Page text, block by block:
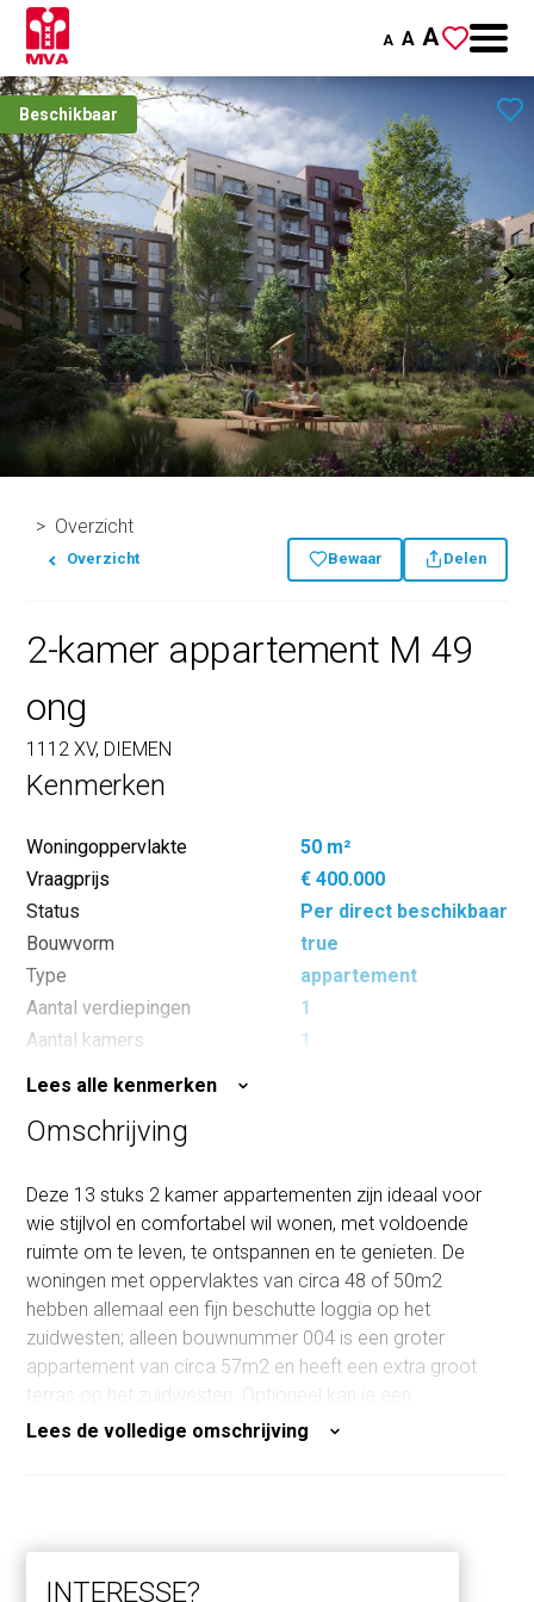
A A A
Beschikbaar
Overzicht
Overzicht Bewaar Delen
2-kamer appartement M 49
ong
1112 XV, DIEMEN
Kenmerken
Woningoppervlakte
50 m²
Vraagprijs
€ 400.000
Status
Per direct beschikbaar
Bouwvorm
true
Type
appartement
Aantal verdiepingen
1
Aantal kamers
1
Lees alle kenmerken
Omschrijving
Deze 13 stuks 2 kamer appartementen zijn ideaal voor
wie stijlvol en comfortabel wil wonen, met voldoende
ruimte om te leven, te ontspannen en te genieten. De
woningen met oppervlaktes van circa 48 of 50m2
hebben allemaal een fijn beschutte loggia op het
zuidwesten; alleen bouwnummer 004 is een groter
appartement van circa 57m2 en heeft een extra groot
terras op het zuidwesten. Optioneel kan je een
parkeerplaats, met of zonder laadpaal, bijkopen in de
vrienden of nestel je je met een boek op de bank. De
Lees de volledige omschrijving
INTERESSE?